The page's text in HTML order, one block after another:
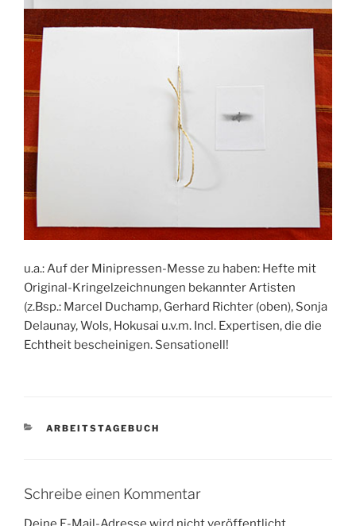
u.a.: Auf der Minipressen-Messe zu haben: Hefte mit
Original-Kringelzeichnungen bekannter Artisten
(z.Bsp.: Marcel Duchamp, Gerhard Richter (oben), Sonja
Delaunay, Wols, Hokusai u.v.m. Incl. Expertisen, die die
Echtheit bescheinigen. Sensationell!
KATEGORIEN
ARBEITSTAGEBUCH
Schreibe einen Kommentar